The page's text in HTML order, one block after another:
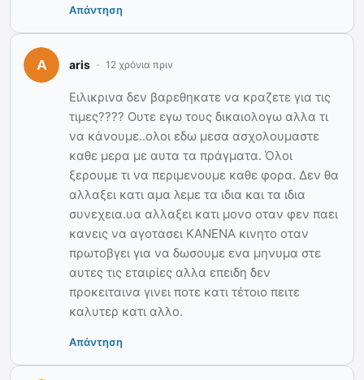
Απάντηση
aris 12 χρόνια πριν
Ειλικρινα δεν βαρεθηκατε να κραζετε για τις
τιμες???? Ουτε εγω τους δικαιολογω αλλα τι
να κάνουμε..ολοι εδω μεσα ασχολουμαστε
καθε μερα με αυτα τα πράγματα. Όλοι
ξερουμε τι να περιμενουμε καθε φορα. Δεν θα
αλλαξει κατι αμα λεμε τα ιδια και τα ιδια
συνεχεια.υα αλλαξει κατι μονο οταν φεν παει
κανεις να αγοτασει ΚΑΝΕΝΑ κινητο οταν
πρωτοβγει για να δωσουμε ενα μηνυμα στε
αυτες τις εταιρίες αλλα επειδη δεν
προκειταινα γινει ποτε κατι τέτοιο πειτε
καλυτερ κατι αλλο.
Απάντηση